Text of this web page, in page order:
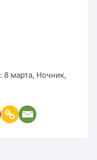
8 марта, Ночник,